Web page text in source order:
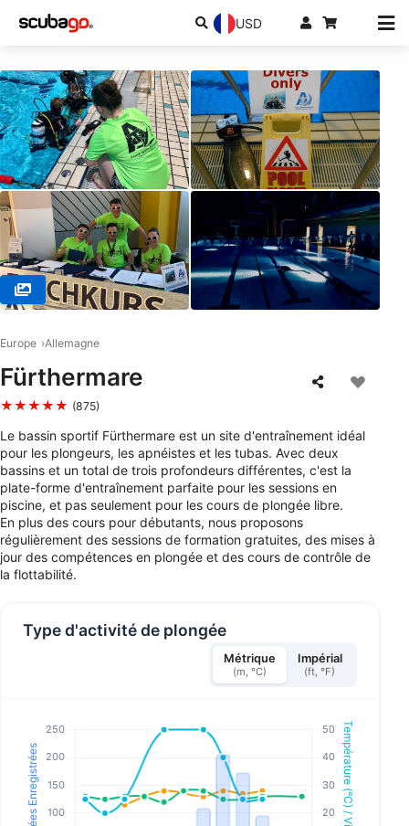
USD
Europe Allemagne
Fürthermare
★★★★★ (875)
Le bassin sportif Fürthermare est un site d'entraînement idéal
pour les plongeurs, les apnéistes et les tubas. Avec deux
bassins et un total de trois profondeurs différentes, c'est la
plate-forme d'entraînement parfaite pour les sessions en
piscine, et pas seulement pour les cours de plongée libre.
En plus des cours pour débutants, nous proposons
régulièrement des sessions de formation gratuites, des mises à
jour des compétences en plongée et des cours de contrôle de
la flottabilité.
Type d'activité de plongée
Métrique
(m, °C)
Impérial
(ft, °F)